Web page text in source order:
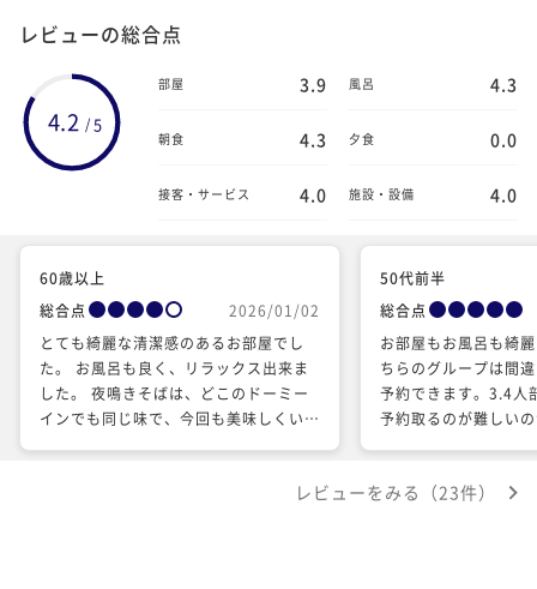
レビューの総合点
4.2 /5
部屋 3.9 風呂 4.3
朝食 4.3 夕食 0.0
接客・サービス 4.0 施設・設備 4.0
60歳以上
総合点
2026/01/02
とても綺麗な清潔感のあるお部屋でし
た。 お風呂も良く、リラックス出来ま
した。 夜鳴きそばは、どこのドーミー
インでも同じ味で、今回も美味しくいた
50代前半
総合点
お部屋もお風呂も綺
ちらのグループは間
予約できます。3.4人
予約取るのが難しい
レビューをみる（23件）